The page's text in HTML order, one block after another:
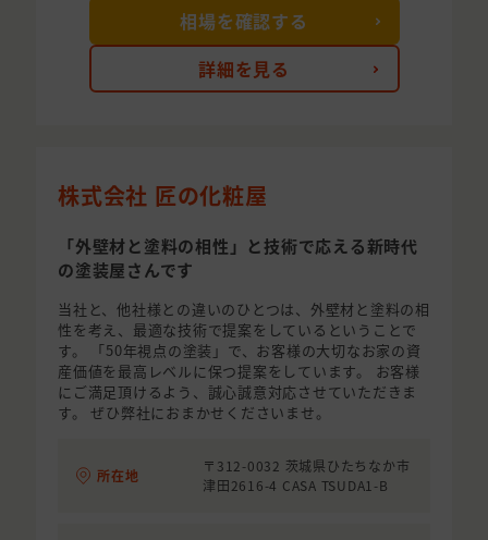
詳細を見る
相場を確認する
株式会社 匠の化粧屋
「外壁材と塗料の相性」と技術で応える新時代
の塗装屋さんです
当社と、他社様との違いのひとつは、外壁材と塗料の相
性を考え、最適な技術で提案をしているということで
す。 「50年視点の塗装」で、お客様の大切なお家の資
産価値を最高レベルに保つ提案をしています。 お客様
にご満足頂けるよう、誠心誠意対応させていただきま
す。 ぜひ弊社におまかせくださいませ。
所在地
〒312-0032 茨城県ひたちなか市
津田2616-4 CASA TSUDA1-B